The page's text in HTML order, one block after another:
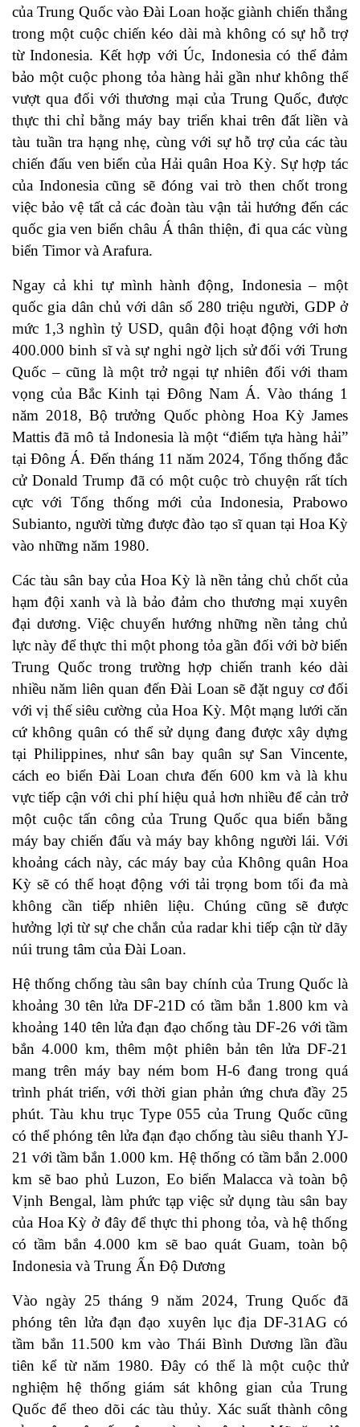
của Trung Quốc vào Đài Loan hoặc giành chiến thắng
trong một cuộc chiến kéo dài mà không có sự hỗ trợ
từ Indonesia. Kết hợp với Úc, Indonesia có thể đảm
bảo một cuộc phong tỏa hàng hải gần như không thể
vượt qua đối với thương mại của Trung Quốc, được
thực thi chỉ bằng máy bay triển khai trên đất liền và
tàu tuần tra hạng nhẹ, cùng với sự hỗ trợ của các tàu
chiến đấu ven biển của Hải quân Hoa Kỳ. Sự hợp tác
của Indonesia cũng sẽ đóng vai trò then chốt trong
việc bảo vệ tất cả các đoàn tàu vận tải hướng đến các
quốc gia ven biển châu Á thân thiện, đi qua các vùng
biển Timor và Arafura.
Ngay cả khi tự mình hành động, Indonesia – một
quốc gia dân chủ với dân số 280 triệu người, GDP ở
mức 1,3 nghìn tỷ USD, quân đội hoạt động với hơn
400.000 binh sĩ và sự nghi ngờ lịch sử đối với Trung
Quốc – cũng là một trở ngại tự nhiên đối với tham
vọng của Bắc Kinh tại Đông Nam Á. Vào tháng 1
năm 2018, Bộ trưởng Quốc phòng Hoa Kỳ James
Mattis đã mô tả Indonesia là một “điểm tựa hàng hải”
tại Đông Á. Đến tháng 11 năm 2024, Tổng thống đắc
cử Donald Trump đã có một cuộc trò chuyện rất tích
cực với Tổng thống mới của Indonesia, Prabowo
Subianto, người từng được đào tạo sĩ quan tại Hoa Kỳ
vào những năm 1980.
Các tàu sân bay của Hoa Kỳ là nền tảng chủ chốt của
hạm đội xanh và là bảo đảm cho thương mại xuyên
đại dương. Việc chuyển hướng những nền tảng chủ
lực này để thực thi một phong tỏa gần đối với bờ biển
Trung Quốc trong trường hợp chiến tranh kéo dài
nhiều năm liên quan đến Đài Loan sẽ đặt nguy cơ đối
với vị thế siêu cường của Hoa Kỳ. Một mạng lưới căn
cứ không quân có thể sử dụng đang được xây dựng
tại Philippines, như sân bay quân sự San Vincente,
cách eo biển Đài Loan chưa đến 600 km và là khu
vực tiếp cận với chi phí hiệu quả hơn nhiều để cản trở
một cuộc tấn công của Trung Quốc qua biển bằng
máy bay chiến đấu và máy bay không người lái. Với
khoảng cách này, các máy bay của Không quân Hoa
Kỳ sẽ có thể hoạt động với tải trọng bom tối đa mà
không cần tiếp nhiên liệu. Chúng cũng sẽ được
hưởng lợi từ sự che chắn của radar khi tiếp cận từ dãy
núi trung tâm của Đài Loan.
Hệ thống chống tàu sân bay chính của Trung Quốc là
khoảng 30 tên lửa DF-21D có tầm bắn 1.800 km và
khoảng 140 tên lửa đạn đạo chống tàu DF-26 với tầm
bắn 4.000 km, thêm một phiên bản tên lửa DF-21
mang trên máy bay ném bom H-6 đang trong quá
trình phát triển, với thời gian phản ứng chưa đầy 25
phút. Tàu khu trục Type 055 của Trung Quốc cũng
có thể phóng tên lửa đạn đạo chống tàu siêu thanh YJ-
21 với tầm bắn 1.000 km. Hệ thống có tầm bắn 2.000
km sẽ bao phủ Luzon, Eo biển Malacca và toàn bộ
Vịnh Bengal, làm phức tạp việc sử dụng tàu sân bay
của Hoa Kỳ ở đây để thực thi phong tỏa, và hệ thống
có tầm bắn 4.000 km sẽ bao quát Guam, toàn bộ
Indonesia và Trung Ấn Độ Dương
Vào ngày 25 tháng 9 năm 2024, Trung Quốc đã
phóng tên lửa đạn đạo xuyên lục địa DF-31AG có
tầm bắn 11.500 km vào Thái Bình Dương lần đầu
tiên kể từ năm 1980. Đây có thể là một cuộc thử
nghiệm hệ thống giám sát không gian của Trung
Quốc để theo dõi các tàu thủy. Xác suất thành công